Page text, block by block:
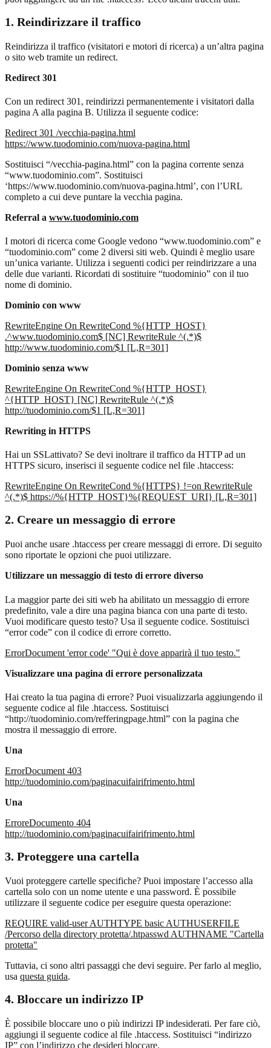
1. Reindirizzare il traffico
Reindirizza il traffico (visitatori e motori di ricerca) a un’altra pagina
o sito web tramite un redirect.
Redirect 301
Con un redirect 301, reindirizzi permanentemente i visitatori dalla
pagina A alla pagina B. Utilizza il seguente codice:
Redirect 301 /vecchia-pagina.html
https://www.tuodominio.com/nuova-pagina.html
Sostituisci “/vecchia-pagina.html” con la pagina corrente senza
“www.tuodominio.com”. Sostituisci
‘https://www.tuodominio.com/nuova-pagina.html’, con l’URL
completo a cui deve puntare la vecchia pagina.
Referral a www.tuodominio.com
I motori di ricerca come Google vedono “www.tuodominio.com” e
“tuodominio.com” come 2 diversi siti web. Quindi è meglio usare
un’unica variante. Utilizza i seguenti codici per reindirizzare a una
delle due varianti. Ricordati di sostituire “tuodominio” con il tuo
nome di dominio.
Dominio con www
RewriteEngine On RewriteCond %{HTTP_HOST}
.^www.tuodominio.com$ [NC] RewriteRule ^(.*)$
http://www.tuodominio.com/$1 [L,R=301]
Dominio senza www
RewriteEngine On RewriteCond %{HTTP_HOST}
^{HTTP_HOST} [NC] RewriteRule ^(.*)$
http://tuodominio.com/$1 [L,R=301]
Rewriting in HTTPS
Hai un SSLattivato? Se devi inoltrare il traffico da HTTP ad un
HTTPS sicuro, inserisci il seguente codice nel file .htaccess:
RewriteEngine On RewriteCond %{HTTPS} !=on RewriteRule
^(.*)$ https://%{HTTP_HOST}%{REQUEST_URI} [L,R=301]
2. Creare un messaggio di errore
Puoi anche usare .htaccess per creare messaggi di errore. Di seguito
sono riportate le opzioni che puoi utilizzare.
Utilizzare un messaggio di testo di errore diverso
La maggior parte dei siti web ha abilitato un messaggio di errore
predefinito, vale a dire una pagina bianca con una parte di testo.
Vuoi modificare questo testo? Usa il seguente codice. Sostituisci
“error code” con il codice di errore corretto.
ErrorDocument 'error code' "Qui è dove apparirà il tuo testo."
Visualizzare una pagina di errore personalizzata
Hai creato la tua pagina di errore? Puoi visualizzarla aggiungendo il
seguente codice al file .htaccess. Sostituisci
“http://tuodominio.com/refferingpage.html” con la pagina che
mostra il messaggio di errore.
Una
ErrorDocument 403
http://tuodominio.com/paginacuifairifrimento.html
Una
ErroreDocumento 404
http://tuodominio.com/paginacuifairifrimento.html
3. Proteggere una cartella
Vuoi proteggere cartelle specifiche? Puoi impostare l’accesso alla
cartella solo con un nome utente e una password. È possibile
utilizzare il seguente codice per eseguire questa operazione:
REQUIRE valid-user AUTHTYPE basic AUTHUSERFILE
/Percorso della directory protetta/.htpasswd AUTHNAME "Cartella
protetta"
Tuttavia, ci sono altri passaggi che devi seguire. Per farlo al meglio,
usa questa guida.
4. Bloccare un indirizzo IP
È possibile bloccare uno o più indirizzi IP indesiderati. Per fare ciò,
aggiungi il seguente codice al file .htaccess. Sostituisci “indirizzo
IP” con l’indirizzo che desideri bloccare.